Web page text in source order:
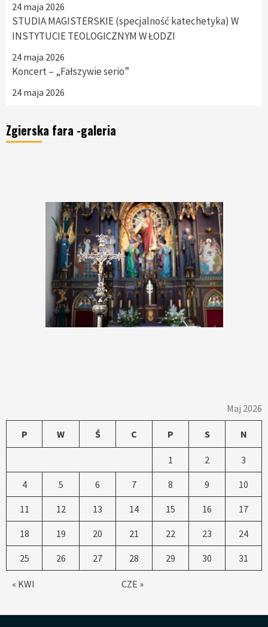
24 maja 2026
STUDIA MAGISTERSKIE (specjalność katechetyka) W
INSTYTUCIE TEOLOGICZNYM W ŁODZI
24 maja 2026
Koncert – „Fałszywie serio”
24 maja 2026
Zgierska fara -galeria
Maj 2026
P W Ś C P S N
« KWI CZE »
1 2 3
4 5 6 7 8 9 10
11 12 13 14 15 16 17
18 19 20 21 22 23 24
25 26 27 28 29 30 31